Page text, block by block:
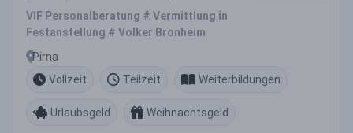
VIF Personalberatung # Vermittlung in
Festanstellung # Volker Bronheim
Pirna
Vollzeit
Teilzeit Weiterbildungen
Urlaubsgeld Weihnachtsgeld